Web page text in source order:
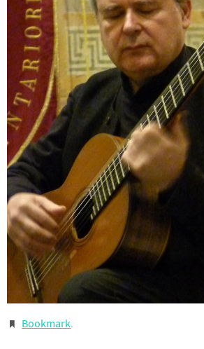
Bookmark.